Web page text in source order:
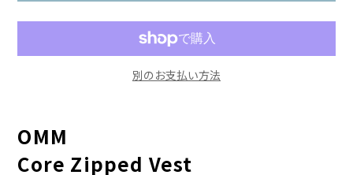
別のお支払い方法
OMM
Core Zipped Vest